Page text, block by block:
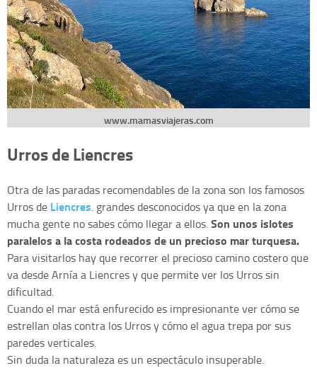
www.mamasviajeras.com
Urros de Liencres
Otra de las paradas recomendables de la zona son los famosos
Urros de Liencres. grandes desconocidos ya que en la zona
mucha gente no sabes cómo llegar a ellos.Son unos islotes
paralelos a la costa rodeados de un precioso mar turquesa.
Para visitarlos hay que recorrer el precioso camino costero que
va desde Arnía a Liencres y que permite ver los Urros sin
dificultad.
Cuando el mar está enfurecido es impresionante ver cómo se
estrellan olas contra los Urros y cómo el agua trepa por sus
paredes verticales.
Sin duda la naturaleza es un espectáculo insuperable.